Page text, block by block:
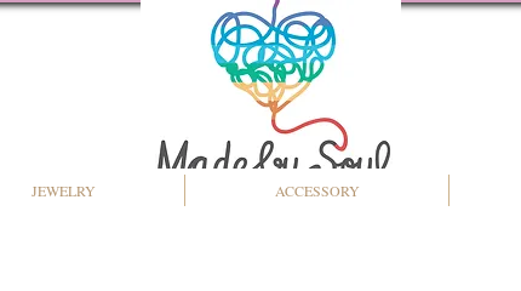
JEWELRY ACCESSORY